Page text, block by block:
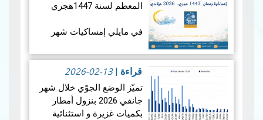
المعظم لسنة 1447هجري
في مايلي إمساكيات شهر
هجري و شملت الإمساكيات
العديد من المدن التونسية
والمناطق المنعزلة جغرافيا.
قراءة |
2026-02-13
تميّز الوضع الجوّي خلال شهر
جانفي 2026 بنزول أمطار
بكميات غزيرة و استثنائية